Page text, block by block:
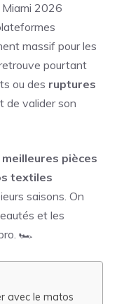
2026
massif pour les
pourtant
ou des ruptures
de valider son
pièces
textiles
saisons. On
et les
pro. 🏎️
avec le matos